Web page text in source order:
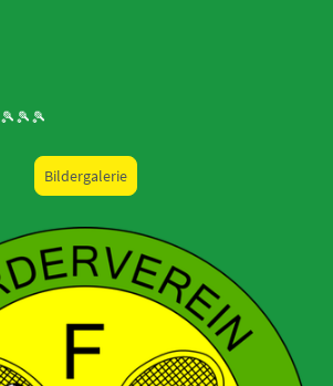
🎾🎾🎾
Bildergalerie